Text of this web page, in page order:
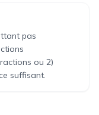
pas
ou 2)
suffisant.